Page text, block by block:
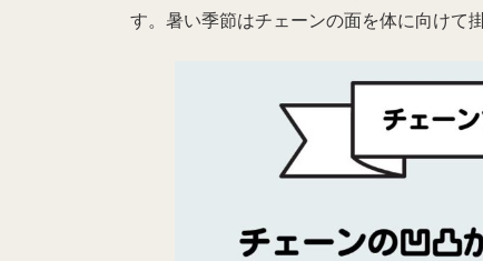
す。暑い季節はチェーンの面を体に向けて